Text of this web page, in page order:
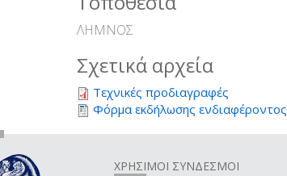
ΛΗΜΝΟΣ
Σχετικά αρχεία
Τεχνικές προδιαγραφές
Φόρμα εκδήλωσης ενδιαφέροντος
ΧΡΗΣΙΜΟΙ ΣΥΝΔΕΣΜΟΙ